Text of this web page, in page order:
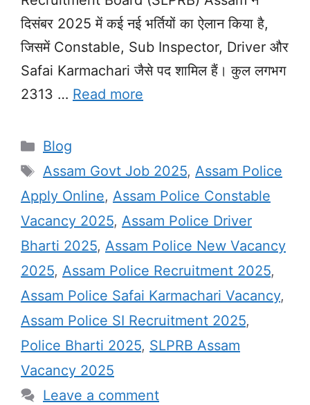
दिसंबर 2025 में कई नई भर्तियों का ऐलान किया है,
जिसमें Constable, Sub Inspector, Driver और
Safai Karmachari जैसे पद शामिल हैं। कुल लगभग
2313 … Read more
Categories
Blog
Tags
Assam Govt Job 2025, Assam Police
Apply Online, Assam Police Constable
Vacancy 2025, Assam Police Driver
Bharti 2025, Assam Police New Vacancy
2025, Assam Police Recruitment 2025,
Assam Police Safai Karmachari Vacancy,
Assam Police SI Recruitment 2025,
Police Bharti 2025, SLPRB Assam
Vacancy 2025
Leave a comment